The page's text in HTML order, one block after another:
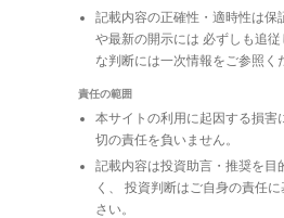
記載内容の正確性・適時性は保
や最新の開示には 必ずしも追
な判断には一次情報をご参照く
責任の範囲
本サイトの利用に起因する損害
切の責任を負いません。
記載内容は投資助言・推奨を目
く、 投資判断はご自身の責任
さい。